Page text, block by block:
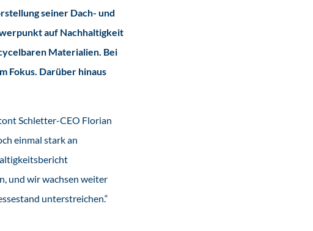
seiner Dach- und
auf Nachhaltigkeit
Materialien. Bei
Fokus. Darüber hinaus
Schletter-CEO Florian
einmal stark an
und wir wachsen weiter
unterstreichen.“